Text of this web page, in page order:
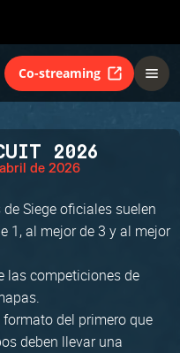
Co-streaming
2026
de 2026
Siege oficiales suelen
1, al mejor de 3 y al mejor
las competiciones de
del primero que
deben llevar una